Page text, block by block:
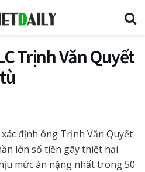
Trịnh Văn Quyết
định ông Trịnh Văn Quyết
lớn số tiền gây thiệt hại
mức án nặng nhất trong 50